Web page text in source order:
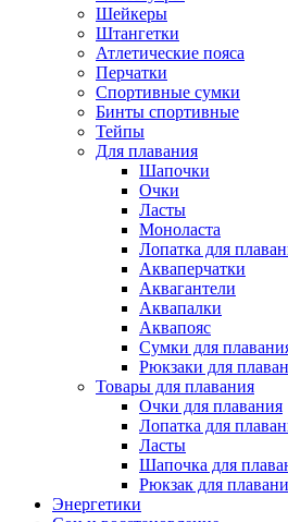
Шейкеры
Штангетки
Атлетические пояса
Перчатки
Спортивные сумки
Бинты спортивные
Тейпы
Для плавания
Шапочки
Очки
Ласты
Моноласта
Лопатка для
Акваперчатки
Аквагантели
Аквапалки
Аквапояс
Сумки для
Рюкзаки для
Товары для плавания
Очки для плавания
Лопатка для
Ласты
Шапочка для
Рюкзак для
Энергетики